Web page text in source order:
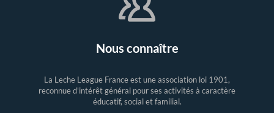
Nous connaître
La Leche League France est une association loi 1901,
reconnue d'intérêt général pour ses activités à caractère
éducatif, social et familial.